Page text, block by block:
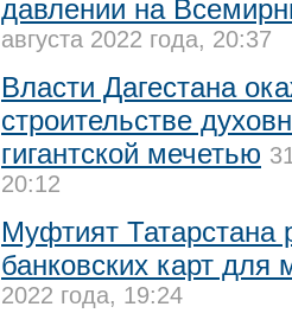
давлении на
августа 2022 года, 20:37
Власти Дагестана
строительстве
гигантской мечетью
20:12
Муфтият Татарстана
банковских карт для
2022 года, 19:24